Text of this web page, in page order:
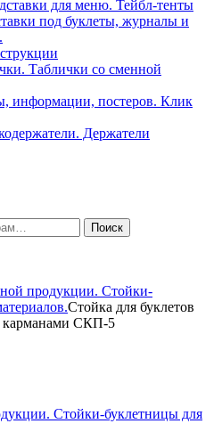
для меню. Тейбл-тенты
под буклеты, журналы и
Таблички со сменной
информации, постеров. Клик
Держатели
Поиск
продукции. Стойки-
Стойка для буклетов
карманами СКП-5
Стойки-буклетницы для